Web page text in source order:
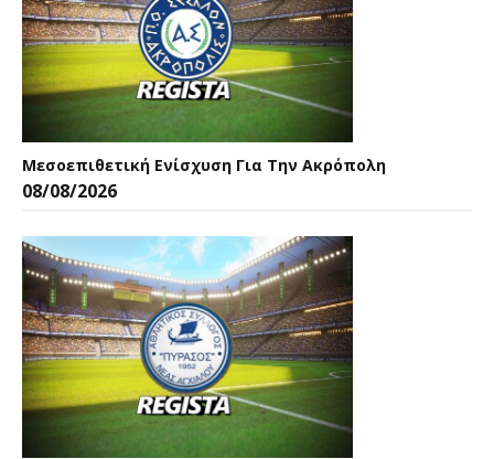
Μεσοεπιθετική Ενίσχυση Για Την Ακρόπολη
08/08/2026